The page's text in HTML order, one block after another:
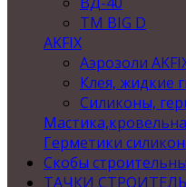
TM BIG D
AKFIX
Аэрозоли
Клея, жидкие
Силиконы,
Герметики
Скобы
ТАЧКИ